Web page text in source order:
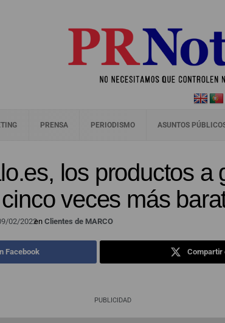
PRENSA PERIODISMO ASUNTOS
los productos a
veces más
02/2022en Clientes de MARCO
Facebook Compartir
PUBLICIDAD